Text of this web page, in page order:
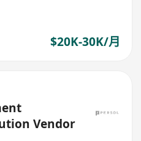
$20K-30K/月
Vendor